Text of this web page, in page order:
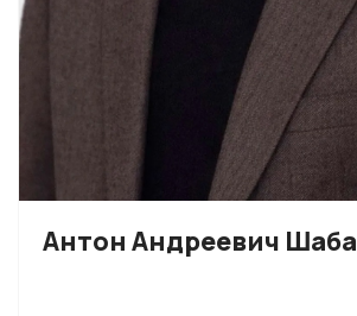
Антон Андреевич